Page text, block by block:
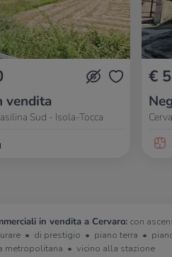
vendita
Sud - Isola-Tocca
€
in vendita a Cervaro: con
di prestigio piano terra
metropolitana
vicino alla stazione